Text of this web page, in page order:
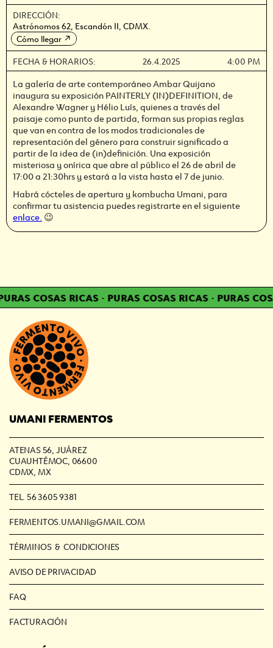
DIRECCIÓN:
Astrónomos 62, Escandón II, CDMX.
Cómo llegar ↗
FECHA & HORARIOS: 26.4.2025 4:00 PM
La galería de arte contemporáneo Ambar Quijano
inaugura su exposición PAINTERLY (IN)DEFINITION, de
Alexandre Wagner y Hélio Luís, quienes a través del
paisaje como punto de partida, forman sus propias reglas
que van en contra de los modos tradicionales de
representación del género para construir significado a
partir de la idea de (in)definición. Una exposición
misteriosa y onírica que abre al público el 26 de abril de
17:00 a 21:30hrs y estará a la vista hasta el 7 de junio.
Habrá cócteles de apertura y kombucha Umani, para
confirmar tu asistencia puedes registrarte en el siguiente
enlace. 😉
COSAS RICAS · PURAS COSAS RICAS · PURAS
UMANI FERMENTOS
ATENAS 56, JUÁREZ
CUAUHTÉMOC, 06600
CDMX, MX
TEL. 56 3605 9381
FERMENTOS.UMANI@GMAIL.COM
TÉRMINOS & CONDICIONES
AVISO DE PRIVACIDAD
FAQ
FACTURACIÓN